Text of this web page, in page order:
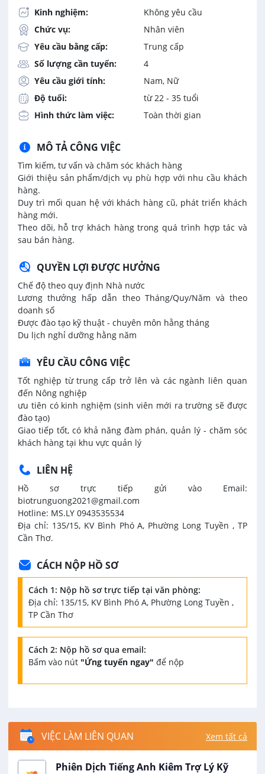
Kinh nghiệm:
Không yêu cầu
Chức vụ:
Nhân viên
Yêu cầu bằng cấp:
Trung cấp
Số lượng cần tuyển:
4
Yêu cầu giới tính:
Nam, Nữ
Độ tuổi:
từ 22 - 35 tuổi
Hình thức làm việc:
Toàn thời gian
MÔ TẢ CÔNG VIỆC
Tìm kiếm, tư vấn và chăm sóc khách hàng
Giới thiệu sản phẩm/dịch vụ phù hợp với nhu cầu khách
hàng.
Duy trì mối quan hệ với khách hàng cũ, phát triển khách
hàng mới.
Theo dõi, hỗ trợ khách hàng trong quá trình hợp tác và
sau bán hàng.
QUYỀN LỢI ĐƯỢC HƯỞNG
Chế độ theo quy định Nhà nước
Lương thưởng hấp dẫn theoTháng/Quy/Năm và theo
doanh số
Được đào tạo kỹ thuật - chuyên môn hằng tháng
Du lịch nghỉ dưỡng hằng năm
YÊU CẦU CÔNG VIỆC
Tốt nghiệp từ trung cấp trở lên và các ngành liên quan
đến Nông nghiệp
ưu tiên có kinh nghiệm (sinh viên mới ra trường sẽ được
đào tạo)
Giao tiếp tốt, có khả năng đàm phán, quản lý - chăm sóc
khách hàng tại khu vực quản lý
LIÊN HỆ
Hồ sơ trực tiếp gửi vào Email:
biotrunguong2021@gmail.com
Hotline: MS.LY 0943535534
Địa chỉ: 135/15, KV Bình Phó A, Phường Long Tuyền , TP
Cần Thơ.
CÁCH NỘP HỒ SƠ
Cách 1: Nộp hồ sơ trực tiếp tại văn phòng:
Địa chỉ: 135/15, KV Bình Phó A, Phường Long Tuyền ,
TP Cần Thơ
Cách 2: Nộp hồ sơ qua email:
Bấm vào nút "Ứng tuyển ngay" để nộp
VIỆC LÀM LIÊN QUAN Xem tất cả
Phiên Dịch Tiếng Anh Kiêm Trợ Lý Kỹ